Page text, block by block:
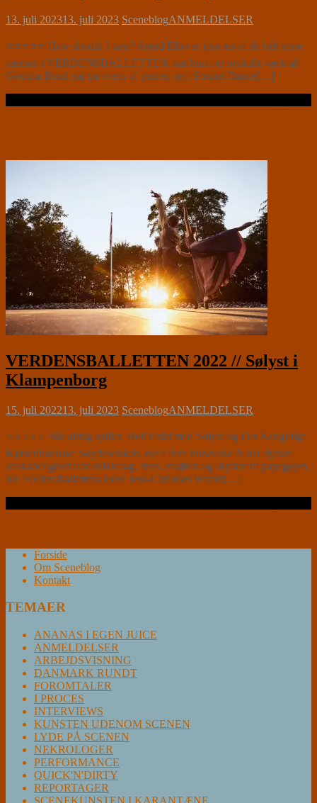
13. juli 202313. juli 2023 SceneblogANMELDELSER
⭐⭐⭐⭐⭐ How should I turn? Astrid Elbo er igen en af de helt store
stjerner i VERDENSBALLETTEN, når hun i et nyskabt værk af
Gemma Bond går på tværs af genrer, og i Sonnet Dance[…]
VERDENSBALLETTEN 2022 // Sølyst i
Klampenborg
15. juli 202213. juli 2023 SceneblogANMELDELSER
⭐⭐⭐⭐⭐ Når alting spiller. Helt i tråd med Sølyst og Det Kongelige
Kjøbenhavnske Skydeselskab, der i flere hundrede år har dyrket
selskabelighed ved drikkelag, dans, majfest og skyden til papegøjen,
har Verdensballettens leder Jens-Christian Wandt[…]
Forside
Om Sceneblog
Kontakt
TEMAER
ANANAS I EGEN JUICE
ANMELDELSER
ARBEJDSVISNING
DANMARK RUNDT
FOROMTALER
I PROCES
INTERVIEWS
KUNSTEN UDENOM SCENEN
LYDE PÅ SCENEN
NEKROLOGER
PERFORMANCE
QUICK'N'DIRTY
REPORTAGER
SCENEKUNSTEN I KARANTÆNE